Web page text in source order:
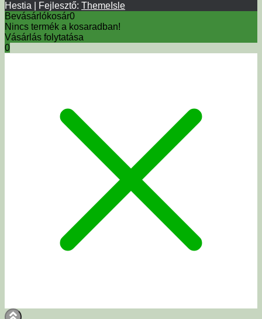
Hestia | Fejlesztő: ThemeIsle
Bevásárlókosár0
Nincs termék a kosaradban!
Vásárlás folytatása
0